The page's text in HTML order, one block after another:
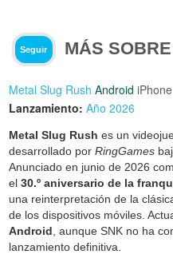
Seguir MÁS
Metal Slug Rush Android iPhone
Lanzamiento: Año 2026
Metal Slug Rush es un
desarrollado porRingGames
Anunciado en junio de 2026
el30.º aniversario de la
una reinterpretación de la
de los dispositivos móviles.
Android , aunque SNK no ha
lanzamiento definitiva.